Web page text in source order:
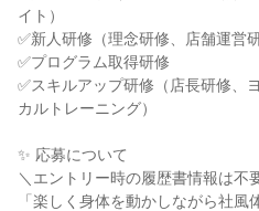
イト）
✅新人研修（理念研修、店舗運営
✅プログラム取得研修
✅スキルアップ研修（店長研修、
カルトレーニング）
✨ 応募について
＼エントリー時の履歴書情報は不
「楽しく身体を動かしながら社